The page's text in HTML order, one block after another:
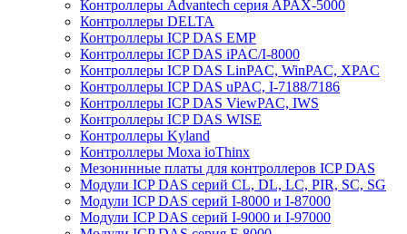
Контроллеры Advantech серия APAX-5000
Контроллеры DELTA
Контроллеры ICP DAS EMP
Контроллеры ICP DAS iPAC/I-8000
Контроллеры ICP DAS LinPAC, WinPAC, XPAC
Контроллеры ICP DAS uPAC, I-7188/7186
Контроллеры ICP DAS ViewPAC, IWS
Контроллеры ICP DAS WISE
Контроллеры Kyland
Контроллеры Moxa ioThinx
Мезонинные платы для контроллеров ICP DAS
Модули ICP DAS серий CL, DL, LC, PIR, SC, SG
Модули ICP DAS серий I-8000 и I-87000
Модули ICP DAS серий I-9000 и I-97000